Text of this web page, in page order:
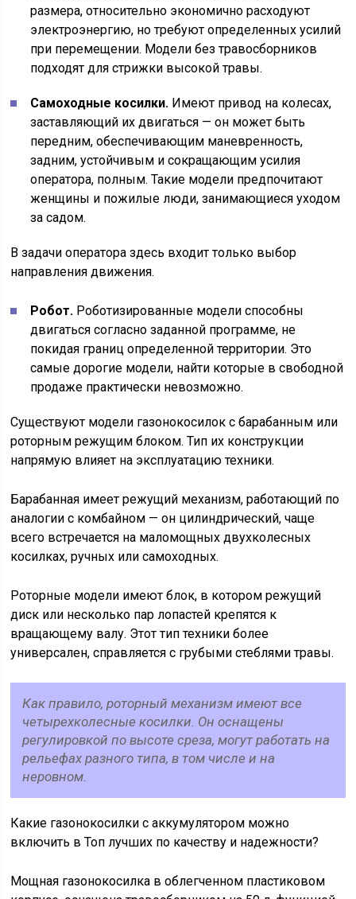
размера, относительно экономично расходуют
электроэнергию, но требуют определенных усилий
при перемещении. Модели без травосборников
подходят для стрижки высокой травы.
Самоходные косилки. Имеют привод на колесах,
заставляющий их двигаться — он может быть
передним, обеспечивающим маневренность,
задним, устойчивым и сокращающим усилия
оператора, полным. Такие модели предпочитают
женщины и пожилые люди, занимающиеся уходом
за садом.
В задачи оператора здесь входит только выбор
направления движения.
Робот. Роботизированные модели способны
двигаться согласно заданной программе, не
покидая границ определенной территории. Это
самые дорогие модели, найти которые в свободной
продаже практически невозможно.
Существуют модели газонокосилок с барабанным или
роторным режущим блоком. Тип их конструкции
напрямую влияет на эксплуатацию техники.
Барабанная имеет режущий механизм, работающий по
аналогии с комбайном — он цилиндрический, чаще
всего встречается на маломощных двухколесных
косилках, ручных или самоходных.
Роторные модели имеют блок, в котором режущий
диск или несколько пар лопастей крепятся к
вращающему валу. Этот тип техники более
универсален, справляется с грубыми стеблями травы.
Как правило, роторный механизм имеют все
четырехколесные косилки. Он оснащены
регулировкой по высоте среза, могут работать на
рельефах разного типа, в том числе и на
неровном.
Какие газонокосилки с аккумулятором можно
включить в Топ лучших по качеству и надежности?
Мощная газонокосилка в облегченном пластиковом